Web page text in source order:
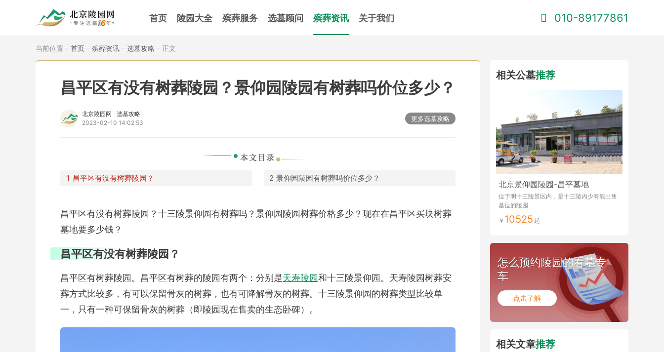
首页 陵园大全 殡葬服务 选墓顾问 殡葬资讯 关于我们 010-89177861
当前位置 首页 殡葬资讯 选墓攻略 正文
昌平区有没有树葬陵园？景仰园陵园有树葬吗价位多少？
北京陵园网
选墓攻略
2023-02-10 14:02:53
更多选墓攻略
昌平区有没有树葬陵园？ 景仰园陵园有树葬吗价位多少？
昌平区有没有树葬陵园？十三陵景仰园有树葬吗？景仰园陵园树葬价格多少？现在在昌平区买块树葬
墓地要多少钱？
昌平区有没有树葬陵园？
昌平区有树葬陵园。昌平区有树葬的陵园有两个：分别是天寿陵园和十三陵景仰园。天寿陵园树葬安
葬方式比较多，有可以保留骨灰的树葬，也有可降解骨灰的树葬。十三陵景仰园的树葬类型比较单
一，只有一种可保留骨灰的树葬（即陵园现在售卖的生态卧碑）。
相关公墓推荐
北京景仰园陵园-昌平墓地
位于明十三陵景区内，是十三陵内少有能出售
墓位的陵园
10525
怎么预约陵园的看墓专
车
点击了解
相关文章推荐